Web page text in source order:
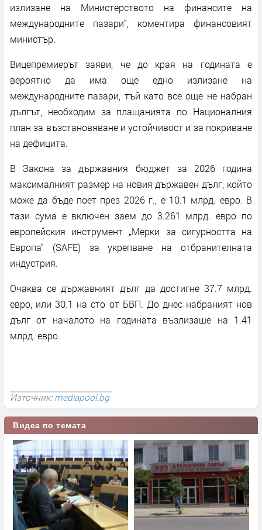
излизане на Министерството нa финансите на
международните пазари“, коментира финансовият
министър.
Вицепремиерът заяви, че до края на годината е
вероятно да има още едно излизане на
международните пазари, тъй като все още не набран
дългът, необходим за плащанията по Националния
план за възстановяване и устойчивост и за покриване
на дефицита.
В Закона за държавния бюджет за 2026 година
максималният размер на новия държавен дълг, който
може да бъде поет през 2026 г., е 10.1 млрд. евро. В
тази сума е включен заем до 3.261 млрд. евро по
европейския инструмент „Мерки за сигурността на
Европа“ (SAFE) за укрепване на отбранителната
индустрия.
Очаква се държавният дълг да достигне 37.7 млрд.
евро, или 30.1 на сто от БВП. До днес набраният нов
дълг от началото на годината възлизаше на 1.41
млрд. евро.
Източник:mediapool.bg
Видеа по темата